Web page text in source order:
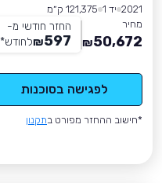
2021 יד 1
121,375 ק״מ
מחיר
50,672
₪
החזר חודשי מ-
597
₪לחודש*
לפגישה בסוכנות
*חישוב ההחזר מפורט בתקנון